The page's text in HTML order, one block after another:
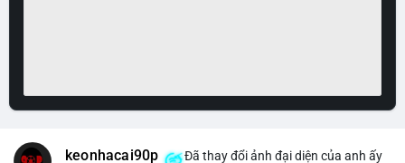
keonhacai90p Đã thay đổi ảnh đại diện của anh ấy